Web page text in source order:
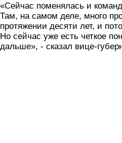
«Сейчас поменялась и
Там, на самом деле, много
протяжении десяти лет, и
Но сейчас уже есть четкое
дальше», - сказал вице-